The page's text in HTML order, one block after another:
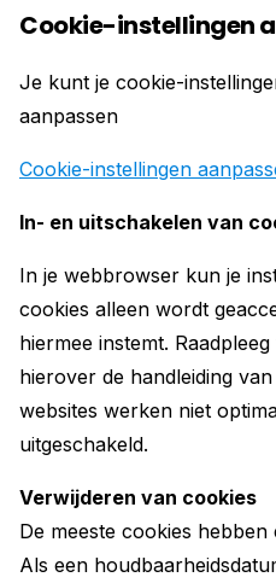
Cookie-instellingen
Je kunt je cookie-
aanpassen
Cookie-instellingen
In- en uitschakelen van
In je webbrowser kun je
cookies alleen wordt
hiermee instemt.
hierover de handleiding
websites werken niet
uitgeschakeld.
Verwijderen van cookies
De meeste cookies
Als een